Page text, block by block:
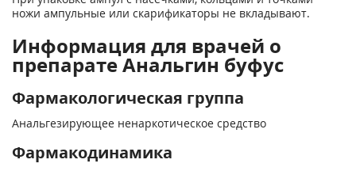
ножи ампульные или скарификаторы не вкладывают.
Информация для врачей о
препарате Анальгин буфус
Фармакологическая группа
Анальгезирующее ненаркотическое средство
Фармакодинамика